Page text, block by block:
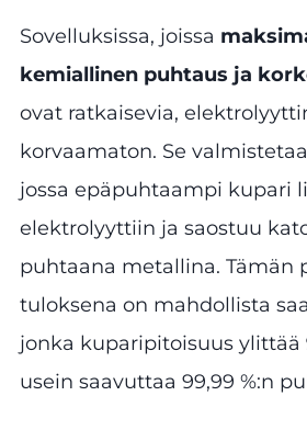
Sovelluksissa, joissa
kemiallinen puhtaus ja
ovat ratkaisevia,
korvaamaton. Se
jossa epäpuhtaampi kupari
elektrolyyttiin ja saostuu
puhtaana metallina. Tämän
tuloksena on mahdollista
jonka kuparipitoisuus ylittää
usein saavuttaa 99,99 %:n